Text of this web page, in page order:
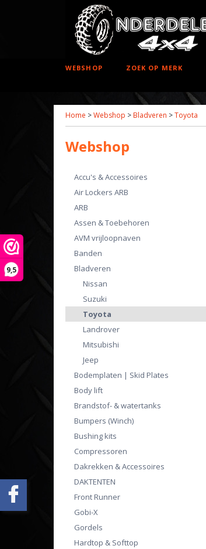
9,5
WEBSHOP ZOEK OP MERK
Home >Webshop > Bladveren >Toyota
Webshop
Accu's & Accessoires
Air Lockers ARB
ARB
Assen & Toebehoren
AVM vrijloopnaven
Banden
Bladveren
Nissan
Suzuki
Toyota
Landrover
Mitsubishi
Jeep
Bodemplaten | Skid Plates
Body lift
Brandstof- & watertanks
Bumpers (Winch)
Bushing kits
Compressoren
Dakrekken & Accessoires
DAKTENTEN
Front Runner
Gobi-X
Gordels
Hardtop & Softtop